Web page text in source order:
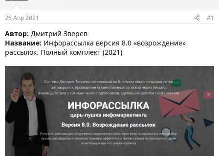
м
ы
а
л
а
26 Апр 2021 #1
Автор: Дмитрий Зверев
Название: Инфорассылка версия 8.0 «возрождение»
рассылок. Полный комплект (2021)